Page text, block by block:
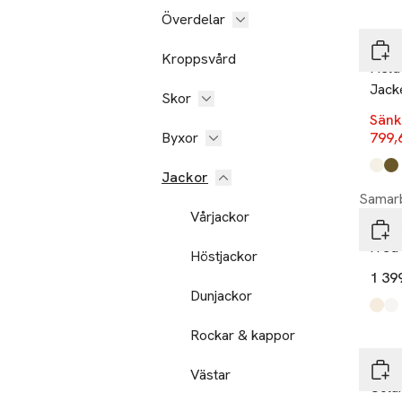
Överdelar
Kroppsvård
Skor
Byxor
Jackor
Vårjackor
Höstjackor
Dunjackor
Rockar & kappor
Västar
Lt
Dk
1
black
beige